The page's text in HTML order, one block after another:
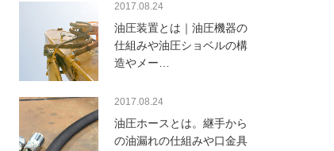
2017.08.24
油圧装置とは｜油圧機器の
仕組みや油圧ショベルの構
造やメー…
2017.08.24
油圧ホースとは。継手から
の油漏れの仕組みや口金具